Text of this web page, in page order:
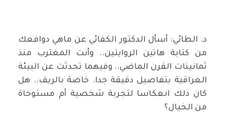
د. الطائي: أسأل الدكتور الكفائي عن ماهي دوافعك
من كتابة هاتين الروايتين.. وأنت المغترب منذ
ثمانينات القرن الماضي.. وفيهما تحدثت عن البيئة
العراقية بتفاصيل دقيقة جدا. خاصة بالريف.. هل
كان ذلك انعكاسا لتجربة شخصية أم مستوحاة
من الخيال؟